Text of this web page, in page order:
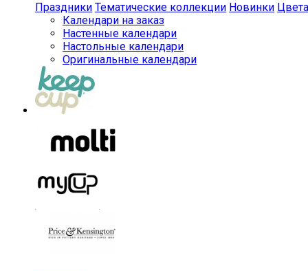
Праздники Тематические коллекции Новинки Цвета
Календари на заказ
Настенные календари
Настольные календари
Оригинальные календари